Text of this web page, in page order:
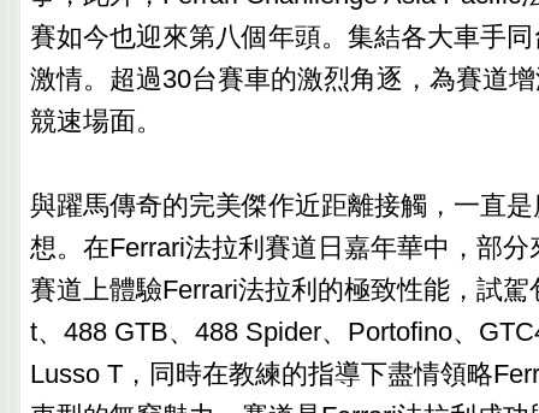
賽如今也迎來第八個年頭。集結各大車手
激情。超過30台賽車的激烈角逐，為賽道
競速場面。
與躍馬傳奇的完美傑作近距離接觸，一直
想。在Ferrari法拉利賽道日嘉年華中，部
賽道上體驗Ferrari法拉利的極致性能，試駕
t、488 GTB、488 Spider、Portofino、
Lusso T，同時在教練的指導下盡情領略